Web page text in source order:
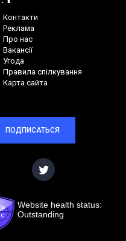
Контакти
Реклама
Про нас
Вакансії
Угода
Правила спілкування
Карта сайта
ПОДПИСАТЬСЯ
Website health status:
Outstanding